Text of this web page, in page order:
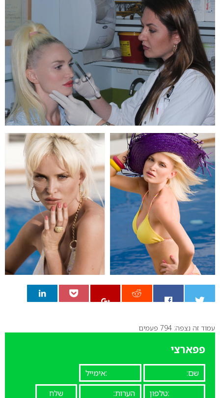
0
עמוד זה נצפה: 794 פעמים
פפארצי